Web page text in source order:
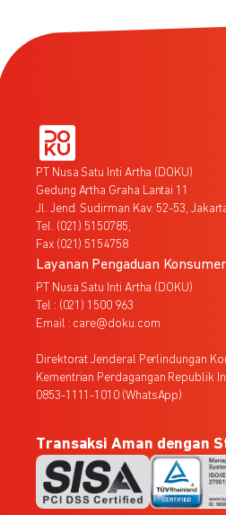
PT Nusa Satu Inti Artha (DOKU)
Gedung Artha Graha Lantai 11
Jl. Jend. Sudirman Kav. 52-53,
Tel. (021) 5150785,
Fax (021) 5154758
Layanan Pengaduan
PT Nusa Satu Inti Artha (DOKU)
Tel : (021) 1500 963
Email : care@doku.com
Direktorat Jenderal Perlindungan
Kementrian Perdagangan Republik
0853-1111-1010 (WhatsApp)
Transaksi Aman dengan